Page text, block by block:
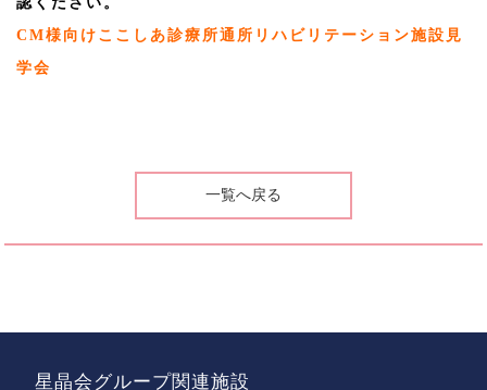
CM様向けここしあ診療所通所リハビリテーション施設見
学会
一覧へ戻る
星晶会グループ関連施設